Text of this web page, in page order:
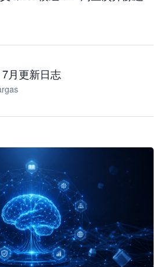
月更新日志